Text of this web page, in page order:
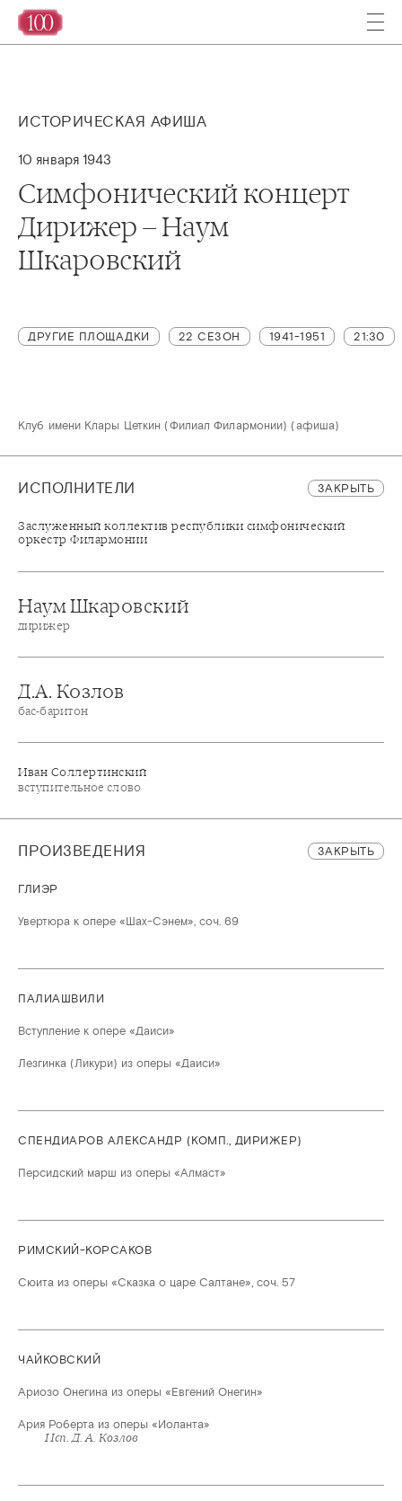
ИСТОРИЧЕСКАЯ АФИША
10 января 1943
Симфонический концерт
Дирижер – Наум
Шкаровский
ДРУГИЕ ПЛОЩАДКИ 22 СЕЗОН 1941-1951 21:30
Клуб имени Клары Цеткин (Филиал Филармонии) (афиша)
ИСПОЛНИТЕЛИ ЗАКРЫТЬ
Заслуженный коллектив республики симфонический
оркестр Филармонии
Наум Шкаровский
дирижер
Д.А. Козлов
бас-баритон
Иван Соллертинский
вступительное слово
ПРОИЗВЕДЕНИЯ ЗАКРЫТЬ
ГЛИЭР
Увертюра к опере «Шах-Сэнем», соч. 69
ПАЛИАШВИЛИ
Вступление к опере «Даиси»
Лезгинка (Ликури) из оперы «Даиси»
СПЕНДИАРОВ АЛЕКСАНДР (КОМП., ДИРИЖЕР)
Персидский марш из оперы «Алмаст»
РИМСКИЙ-КОРСАКОВ
Сюита из оперы «Сказка о царе Салтане», соч. 57
ЧАЙКОВСКИЙ
Ариозо Онегина из оперы «Евгений Онегин»
Ария Роберта из оперы «Иоланта»
Исп. Д. А. Козлов